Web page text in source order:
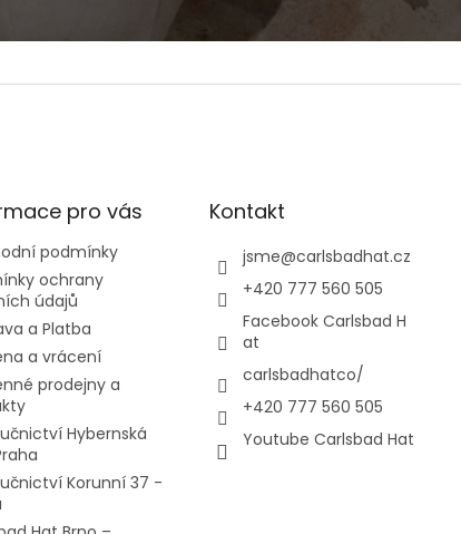
pro vás
podmínky
ochrany
údajů
a Platba
a vrácení
prodejny a
Hybernská
Korunní 37 -
Kontakt
jsme@carlsbadhat.cz
+420 777 560 505
Facebook Carlsbad H
at
carlsbadhatco/
+420 777 560 505
Youtube Carlsbad Hat